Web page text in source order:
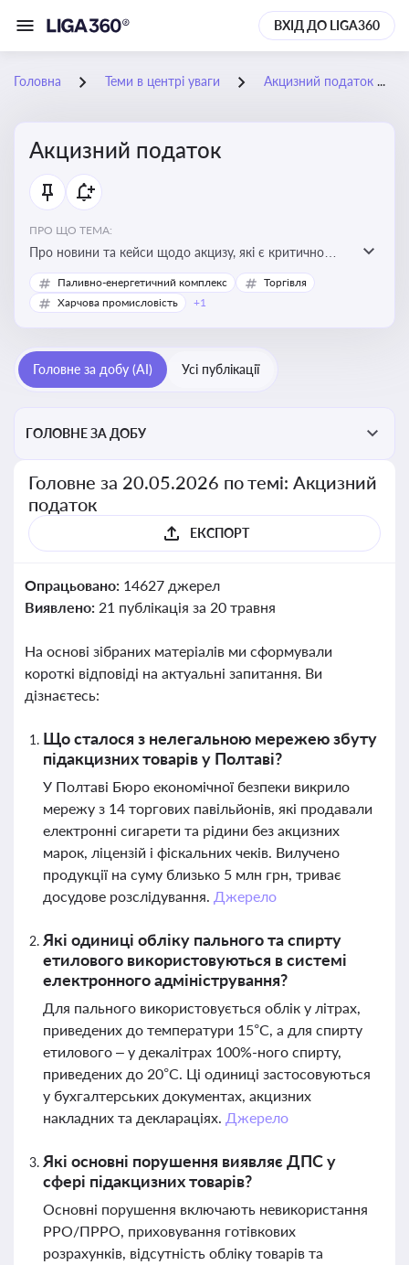
ВХІД ДО LIGA360
Головна Теми в центрі уваги Акцизний податок
Акцизний податок
ПРО ЩО ТЕМА:
Про новини та кейси щодо акцизу, які є критично
важливим для підприємств, які імпортують,
виробляють або реалізують підакцизну продукцію, з
Паливно-енергетичний комплекс
Торгівля
Харчова промисловість
+1
Головне за добу (AI) Усі публікації
ГОЛОВНЕ ЗА ДОБУ
Головне за 20.05.2026 по темі: Акцизний
податок
ЕКСПОРТ
Опрацьовано: 14627 джерел
Виявлено: 21 публікація за 20 травня
На основі зібраних матеріалів ми сформували
короткі відповіді на актуальні запитання. Ви
дізнаєтесь:
Що сталося з нелегальною мережею збуту
підакцизних товарів у Полтаві?
У Полтаві Бюро економічної безпеки викрило
мережу з 14 торгових павільйонів, які продавали
електронні сигарети та рідини без акцизних
марок, ліцензій і фіскальних чеків. Вилучено
продукції на суму близько 5 млн грн, триває
досудове розслідування. Джерело
Які одиниці обліку пального та спирту
етилового використовуються в системі
електронного адміністрування?
Для пального використовується облік у літрах,
приведених до температури 15°С, а для спирту
етилового – у декалітрах 100%-ного спирту,
приведених до 20°С. Ці одиниці застосовуються
у бухгалтерських документах, акцизних
накладних та деклараціях. Джерело
Які основні порушення виявляє ДПС у
сфері підакцизних товарів?
Основні порушення включають невикористання
РРО/ПРРО, приховування готівкових
розрахунків, відсутність обліку товарів та